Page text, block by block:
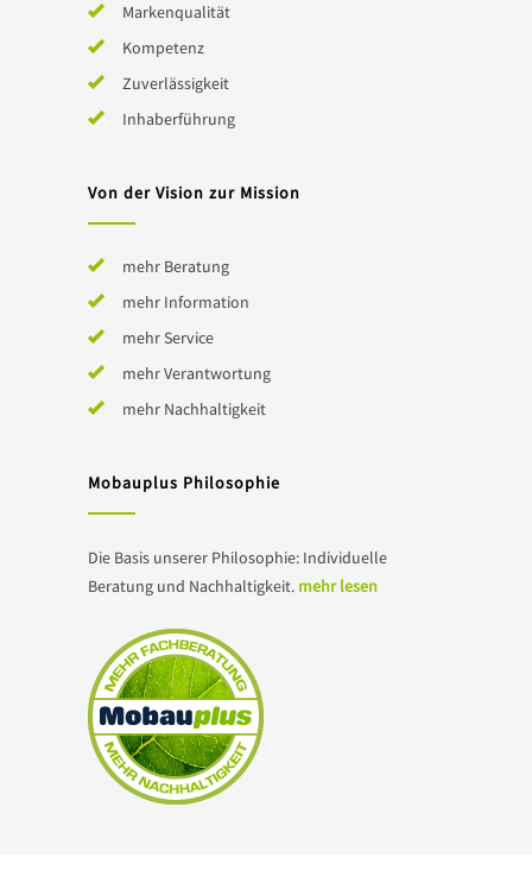
Markenqualität
Kompetenz
Zuverlässigkeit
Inhaberführung
Von der Vision zur Mission
mehr Beratung
mehr Information
mehr Service
mehr Verantwortung
mehr Nachhaltigkeit
Mobauplus Philosophie
Die Basis unserer Philosophie: Individuelle
Beratung und Nachhaltigkeit. mehr lesen